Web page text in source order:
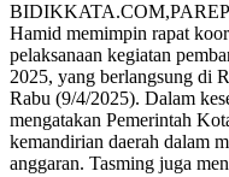
Hamid memimpin rapat
pelaksanaan kegiatan
2025, yang berlangsung di
Rabu (9/4/2025). Dalam
mengatakan Pemerintah
kemandirian daerah dalam
anggaran. Tasming juga